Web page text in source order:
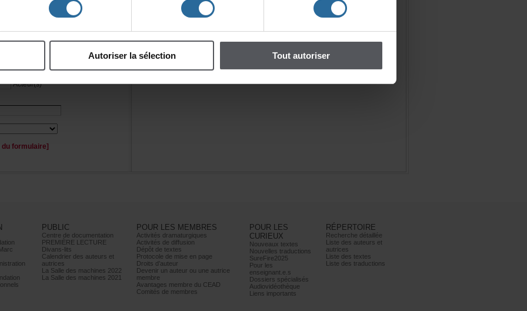
Autoriserlasélection Toutautoriser
Personnage(s)
Acteur(s)
PUBLIC
Centrededocumentation
PREMIÈRELECTURE
Divans-lits
Calendrierdesauteurset
autrices
LaSalledesmachines2022
LaSalledesmachines2021
POURLESMEMBRES
Activitésdramaturgiques
Activitésdediffusion
Dépôtdetextes
Protocoledemiseenpage
Droitsd’auteur
Devenirunauteurouuneautrice
membre
AvantagesmembreduCEAD
Comitésdemembres
POURLES
CURIEUX
Nouveauxtextes
Nouvellestraductions
SureFire2025
Pourles
enseignant.e.s
Dossiersspécialisés
Audiovidéothèque
Liensimportants
RÉPERTOIRE
Recherchedétaillée
Listedesauteurset
autrices
Listedestextes
Listedestraductions